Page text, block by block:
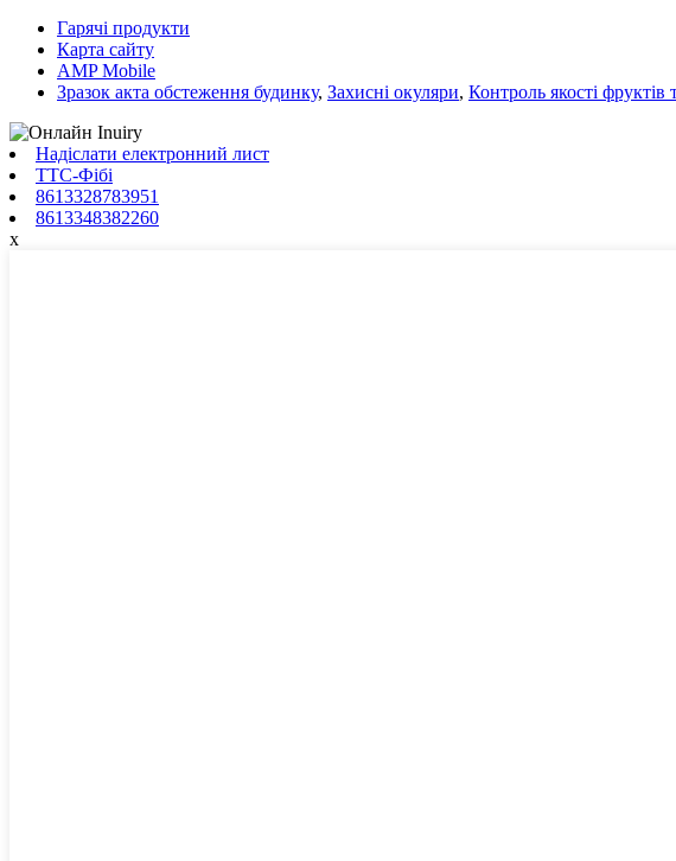
Гарячі продукти
Карта сайту
AMP Mobile
Зразок акта обстеження будинку, Захисні окуляри, Контроль якості фруктів
Надіслати електронний лист
ТТС-Фібі
8613328783951
8613348382260
x